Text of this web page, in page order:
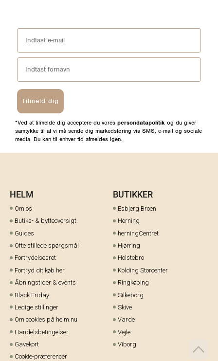
Tilmeld dig
*Ved at tilmelde dig acceptere du vores persondatapolitik og du giver
samtykke til at vi må sende dig markedsføring via SMS, e-mail og sociale
media. Du kan til enhver tid afmeldes igen.
HELM
Om os
Butiks- & bytteoversigt
Guides
Ofte stillede spørgsmål
Fortrydelsesret
Fortryd dit køb her
Åbningstider & events
Black Friday
Ledige stillinger
Om cookies på helm.nu
Handelsbetingelser
Gavekort
Cookie-præferencer
BUTIKKER
Esbjerg Broen
Herning
herningCentret
Hjørring
Holstebro
Kolding Storcenter
Ringkøbing
Silkeborg
Skive
Varde
Vejle
Viborg